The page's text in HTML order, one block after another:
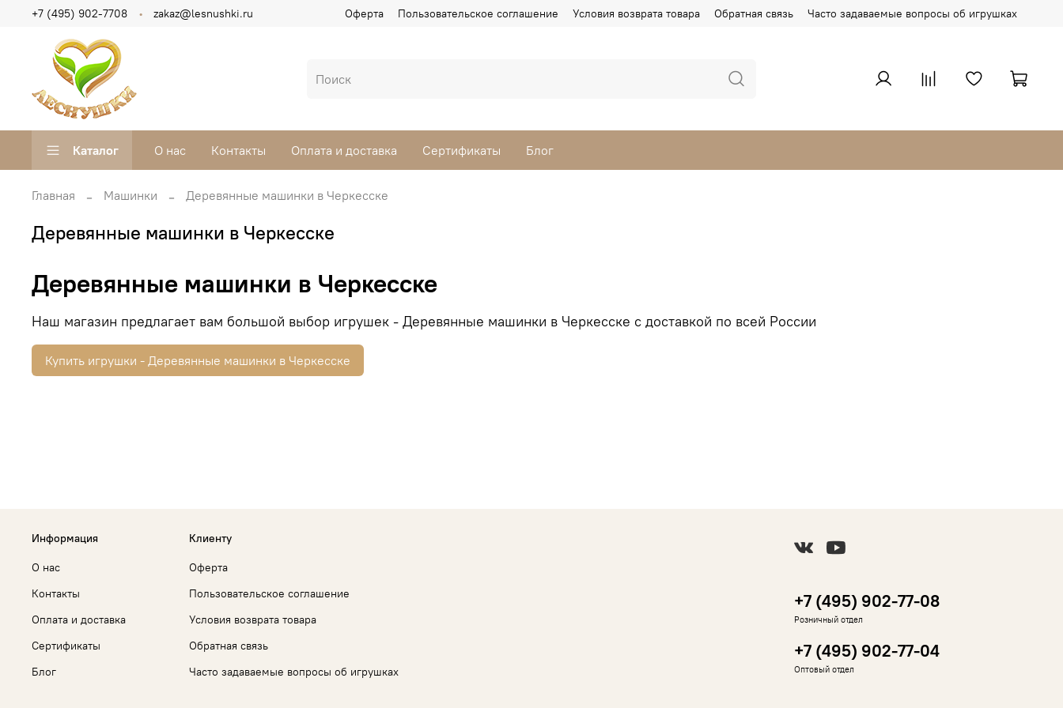
Оферта Пользовательское соглашение Условия возврата товара Обратная связь Часто задаваемые вопросы об игрушках
+7 (495) 902-7708 zakaz@lesnushki.ru
Каталог О нас Контакты Оплата и доставка Сертификаты Блог
Главная Машинки Деревянные машинки в Черкесске
Деревянные машинки в Черкесске
Деревянные машинки в Черкесске
Наш магазин предлагает вам большой выбор игрушек - Деревянные машинки в Черкесске с доставкой по всей России
Купить игрушки - Деревянные машинки в Черкесске
Информация
О нас
Контакты
Оплата и доставка
Сертификаты
Блог
Клиенту
Оферта
Пользовательское соглашение
Условия возврата товара
Обратная связь
Часто задаваемые вопросы об игрушках
+7 (495) 902-77-08
Розничный отдел
+7 (495) 902-77-04
Оптовый отдел